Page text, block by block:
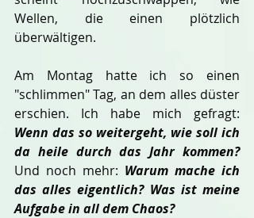
Wellen, die einen plötzlich
überwältigen.
Am Montag hatte ich so einen
"schlimmen" Tag, an dem alles düster
Wenn das so weitergeht, wie soll ich
da heile durch das Jahr kommen?
Und noch mehr: Warum mache ich
das alles eigentlich? Was ist meine
Aufgabe in all dem Chaos?